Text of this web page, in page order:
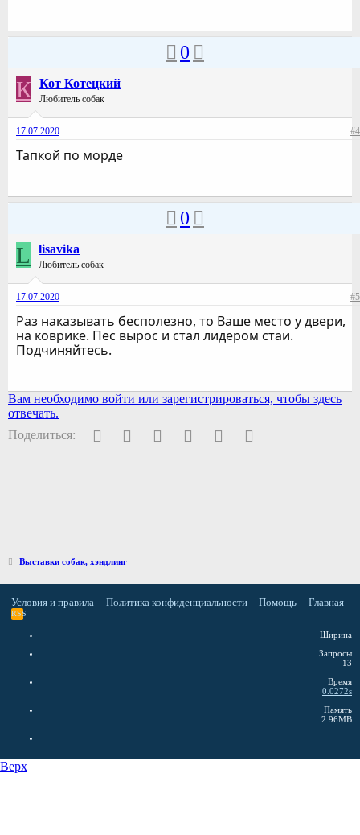
0
К Кот Котецкий
Любитель собак
17.07.2020 #4
Тапкой по морде
0
L lisavika
Любитель собак
17.07.2020 #5
Раз наказывать бесполезно, то Ваше место у двери,
на коврике. Пес вырос и стал лидером стаи.
Подчиняйтесь.
Вам необходимо войти или зарегистрироваться, чтобы здесь
отвечать.
Поделиться:
FacebookTwitter PinterestWhatsAppЭлектронная почта
Выставки собак, хэндлинг
Условия и правила Политика конфиденциальности Помощь Главная
RSS
Ширина
Запросы
13
Время
0.0272s
Память
2.96MB
Верх